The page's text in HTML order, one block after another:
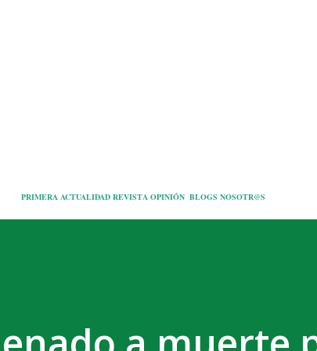
PRIMERA ACTUALIDAD REVISTA OPINIÓN BLOGS NOSOTR@S